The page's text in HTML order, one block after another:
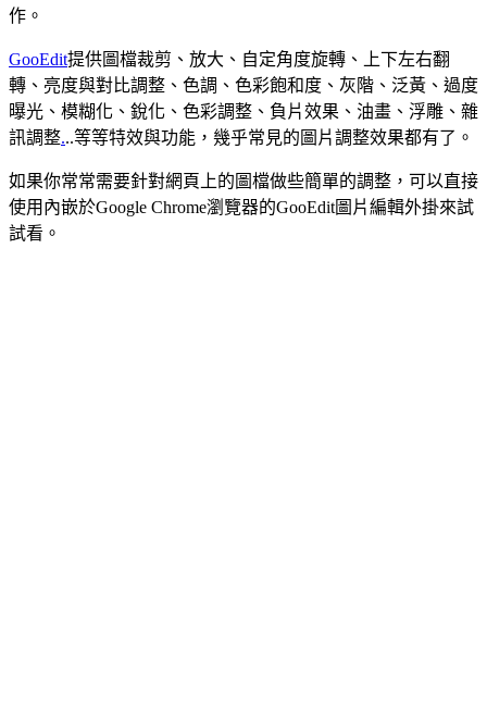
作。
GooEdit提供圖檔裁剪、放大、自定角度旋轉、上下左右翻
轉、亮度與對比調整、色調、色彩飽和度、灰階、泛黃、過度
曝光、模糊化、銳化、色彩調整、負片效果、油畫、浮雕、雜
訊調整...等等特效與功能，幾乎常見的圖片調整效果都有了。
如果你常常需要針對網頁上的圖檔做些簡單的調整，可以直接
使用內嵌於Google Chrome瀏覽器的GooEdit圖片編輯外掛來試
試看。